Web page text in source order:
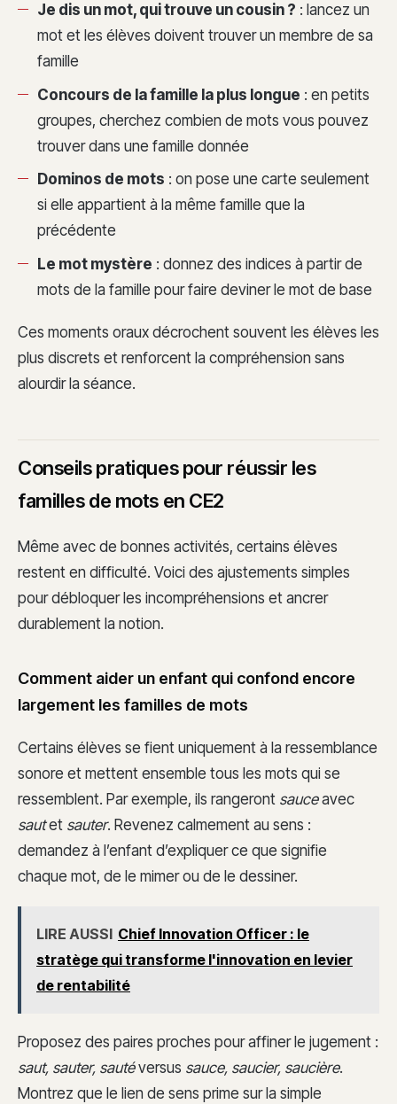
Je dis un mot, qui trouve un cousin ? : lancez un
mot et les élèves doivent trouver un membre de sa
famille
Concours de la famille la plus longue : en petits
groupes, cherchez combien de mots vous pouvez
trouver dans une famille donnée
Dominos de mots : on pose une carte seulement
si elle appartient à la même famille que la
précédente
Le mot mystère : donnez des indices à partir de
mots de la famille pour faire deviner le mot de base
Ces moments oraux décrochent souvent les élèves les
plus discrets et renforcent la compréhension sans
alourdir la séance.
Conseils pratiques pour réussir les
familles de mots en CE2
Même avec de bonnes activités, certains élèves
restent en difficulté. Voici des ajustements simples
pour débloquer les incompréhensions et ancrer
durablement la notion.
Comment aider un enfant qui confond encore
largement les familles de mots
Certains élèves se fient uniquement à la ressemblance
sonore et mettent ensemble tous les mots qui se
ressemblent. Par exemple, ils rangeront sauceavec
sautet sauter. Revenez calmement au sens :
demandez à l’enfant d’expliquer ce que signifie
chaque mot, de le mimer ou de le dessiner.
LIRE AUSSI Chief Innovation Officer : le
stratège qui transforme l'innovation en levier
de rentabilité
Proposez des paires proches pour affiner le jugement :
saut, sauter, sautéversus sauce, saucier, saucière.
Montrez que le lien de sens prime sur la simple